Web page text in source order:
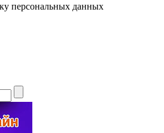
персональных данных